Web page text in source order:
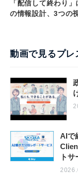
「配信して終わり
の情報設計、3つの
動画で見るプレ
AIで
ト